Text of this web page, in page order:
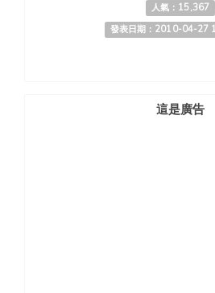
人氣：15,367
發表日期：2010-04-27
這是廣告